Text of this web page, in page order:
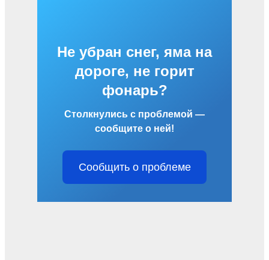
Не убран снег, яма на
дороге, не горит
фонарь?
Столкнулись с проблемой —
сообщите о ней!
Сообщить о проблеме